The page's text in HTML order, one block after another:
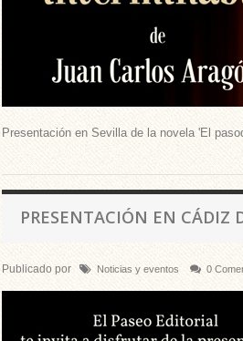
Presentación en Sevilla de la novela 'El
PRESENTACIÓN EN CÁDIZ
Publicado por Noticias y eventos 0